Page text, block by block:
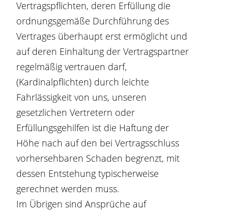
Vertragspflichten, deren Erfüllung die
ordnungsgemäße Durchführung des
Vertrages überhaupt erst ermöglicht und
auf deren Einhaltung der Vertragspartner
regelmäßig vertrauen darf,
(Kardinalpflichten) durch leichte
Fahrlässigkeit von uns, unseren
gesetzlichen Vertretern oder
Erfüllungsgehilfen ist die Haftung der
Höhe nach auf den bei Vertragsschluss
vorhersehbaren Schaden begrenzt, mit
dessen Entstehung typischerweise
gerechnet werden muss.
Im Übrigen sind Ansprüche auf